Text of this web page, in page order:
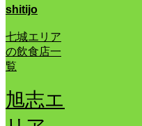
shitijo
七城エリア
の飲食店一
覧
旭志エ